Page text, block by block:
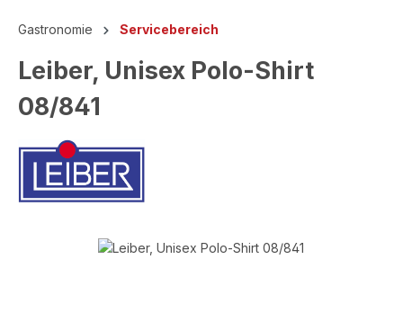
Gastronomie Servicebereich
Leiber, Unisex Polo-Shirt
08/841
Bildergalerie überspringen